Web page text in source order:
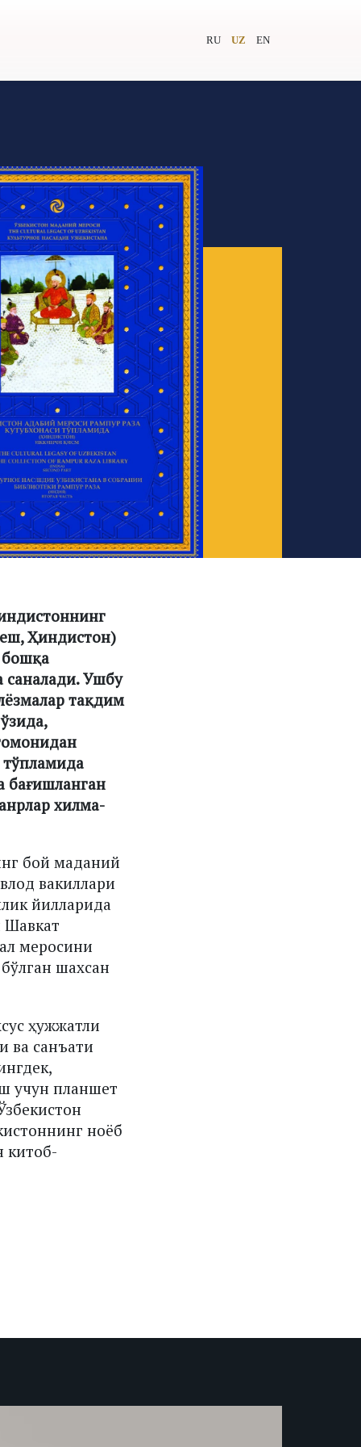
RU UZ EN
Ҳиндистон)
бошқа
саналади. Ушбу
тақдим
тўпламида
бағишланган
хилма-
бой маданий
вакиллари
йилларида
Шавкат
меросини
шахсан
ҳужжатли
ва санъати
учун планшет
ноёб
китоб-